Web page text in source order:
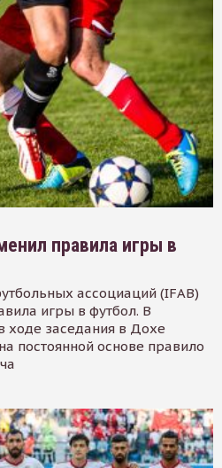
правила игры в
ассоциаций (IFAB)
игры в футбол. В
ходе заседания в Дохе
постоянной основе правило